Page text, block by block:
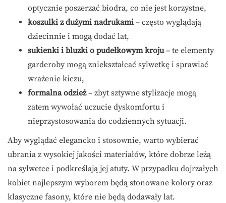
optycznie poszerzać biodra, co nie jest korzystne,
koszulki z dużymi nadrukami – często wyglądają
dziecinnie i mogą dodać lat,
sukienki i bluzki o pudełkowym kroju– te elementy
garderoby mogą zniekształcać sylwetkę i sprawiać
wrażenie kiczu,
formalna odzież– zbyt sztywne stylizacje mogą
zatem wywołać uczucie dyskomfortu i
nieprzystosowania do codziennych sytuacji.
Aby wyglądać elegancko i stosownie, warto wybierać
ubrania z wysokiej jakości materiałów, które dobrze leżą
na sylwetce i podkreślają jej atuty. W przypadku dojrzałych
kobiet najlepszym wyborem będą stonowane kolory oraz
klasyczne fasony, które nie będą dodawały lat.